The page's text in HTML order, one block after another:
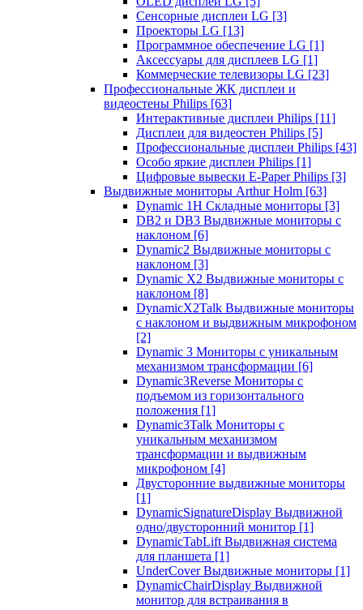
Сенсорные дисплеи LG [3]
Проекторы LG [13]
Программное обеспечение LG [1]
Аксессуары для дисплеев LG [1]
Коммерческие телевизоры LG [23]
Профессиональные ЖК дисплеи и
видеостены Philips [63]
Интерактивные дисплеи Philips [11]
Дисплеи для видеостен Philips [5]
Профессиональные дисплеи Philips [43]
Особо яркие дисплеи Philips [1]
Цифровые вывески E-Paper Philips [3]
Выдвижные мониторы Arthur Holm [63]
Dynamic 1Н Складные мониторы [3]
DB2 и DB3 Выдвижные мониторы с
наклоном [6]
Dynamic2 Выдвижные мониторы с
наклоном [3]
Dynamic X2 Выдвижные мониторы с
наклоном [8]
DynamicX2Talk Выдвижные мониторы
с наклоном и выдвижным микрофоном
[2]
Dynamic 3 Мониторы с уникальным
механизмом трансформации [6]
Dynamic3Reverse Мониторы с
подъемом из горизонтального
положения [1]
Dynamic3Talk Мониторы с
уникальным механизмом
трансформации и выдвижным
микрофоном [4]
Двусторонние выдвижные мониторы
[1]
DynamicSignatureDisplay Выдвижной
одно/двусторонний монитор [1]
DynamicTabLift Выдвижная система
для планшета [1]
UnderCover Выдвижные мониторы [1]
DynamicChairDisplay Выдвижной
монитор для встраивания в